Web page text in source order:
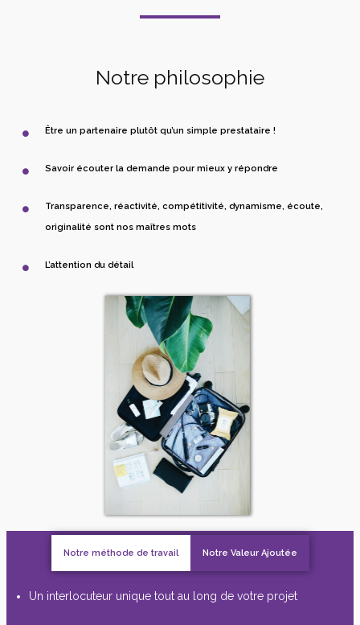
Notre philosophie
Être un partenaire plutôt qu’un simple prestataire !
Savoir écouter la demande pour mieux y répondre
Transparence, réactivité, compétitivité, dynamisme, écoute,
originalité sont nos maîtres mots
L’attention du détail
Notre méthode de travail Notre Valeur Ajoutée
Un interlocuteur unique tout au long de votre projet